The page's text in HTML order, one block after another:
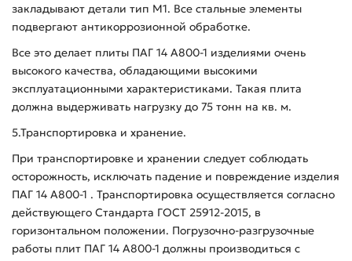
закладывают детали тип М1. Все стальные элементы
подвергают антикоррозионной обработке.
Все это делает плиты ПАГ 14 А800-1 изделиями очень
высокого качества, обладающими высокими
эксплуатационными характеристиками. Такая плита
должна выдерживать нагрузку до 75 тонн на кв. м.
5.Транспортировка и хранение.
При транспортировке и хранении следует соблюдать
осторожность, исключать падение и повреждение изделия
ПАГ 14 А800-1 . Транспортировка осуществляется согласно
действующего Стандарта ГОСТ 25912-2015, в
горизонтальном положении. Погрузочно-разгрузочные
работы плит ПАГ 14 А800-1 должны производиться с